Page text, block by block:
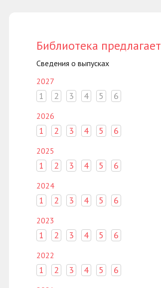
Библиотека предлагает
Сведения о выпусках
2027
1 2 3 4 5 6
2026
1 2 3 4 5 6
2025
1 2 3 4 5 6
2024
1 2 3 4 5 6
2023
1 2 3 4 5 6
2022
1 2 3 4 5 6